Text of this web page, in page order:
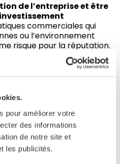
pour améliorer votre
des informations
de notre site et
les publicités.
de l’entreprise et être
commerciales qui
ou l’environnement
risque pour la réputation.
et les mauvais
travailleurs peuvent se
internationaux,
à la fois les
protège les entreprises
commerciales
réduits